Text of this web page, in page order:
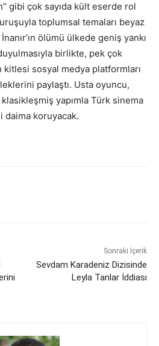
gibi çok sayıda kült eserde rol
toplumsal temaları beyaz
ölümü ülkede geniş yankı
birlikte, pek çok
kitlesi sosyal medya platformları
paylaştı. Usta oyuncu,
klasikleşmiş yapımla Türk sinema
daima koruyacak.
Sonraki İçerik
Sevdam Karadeniz Dizisinde
Leyla Tanlar İddiası